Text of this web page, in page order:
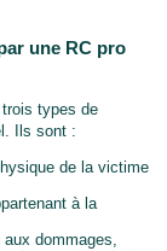
une RC pro
trois types de
Ils sont :
de la victime
à la
dommages,